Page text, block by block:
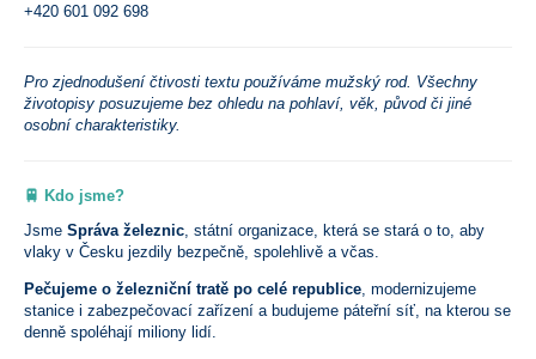
+420 601 092 698
Pro zjednodušení čtivosti textu používáme mužský rod. Všechny
životopisy posuzujeme bez ohledu na pohlaví, věk, původ či jiné
osobní charakteristiky.
🚆 Kdo jsme?
Jsme Správa železnic , státní organizace, která se stará o to, aby
vlaky v Česku jezdily bezpečně, spolehlivě a včas.
Pečujeme o železniční tratě po celé republice , modernizujeme
stanice i zabezpečovací zařízení a budujeme páteřní síť, na kterou se
denně spoléhají miliony lidí.